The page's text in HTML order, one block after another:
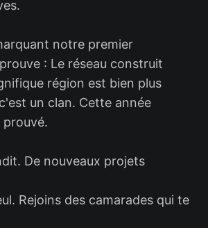
notre premier
: Le réseau construit
région est bien plus
un clan. Cette année
prouvé.
De nouveaux projets
Rejoins des camarades qui te